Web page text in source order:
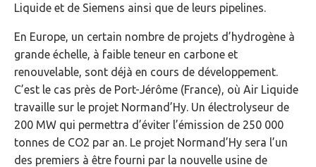
Liquide et de Siemens ainsi que de leurs pipelines.
En Europe, un certain nombre de projets d’hydrogène à
grande échelle, à faible teneur en carbone et
renouvelable, sont déjà en cours de développement.
C’est le cas près de Port-Jérôme (France), où Air Liquide
travaille sur le projet Normand’Hy. Un électrolyseur de
200 MW qui permettra d’éviter l’émission de 250 000
tonnes de CO2 par an. Le projet Normand’Hy sera l’un
des premiers à être fourni par la nouvelle usine de